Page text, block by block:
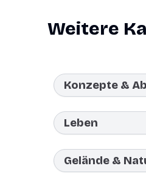
Weitere
Konzepte &
Leben
Gelände &